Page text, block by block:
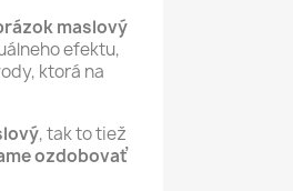
maslový
efektu,
ktorá na
, tak to tiež
ozdobovať